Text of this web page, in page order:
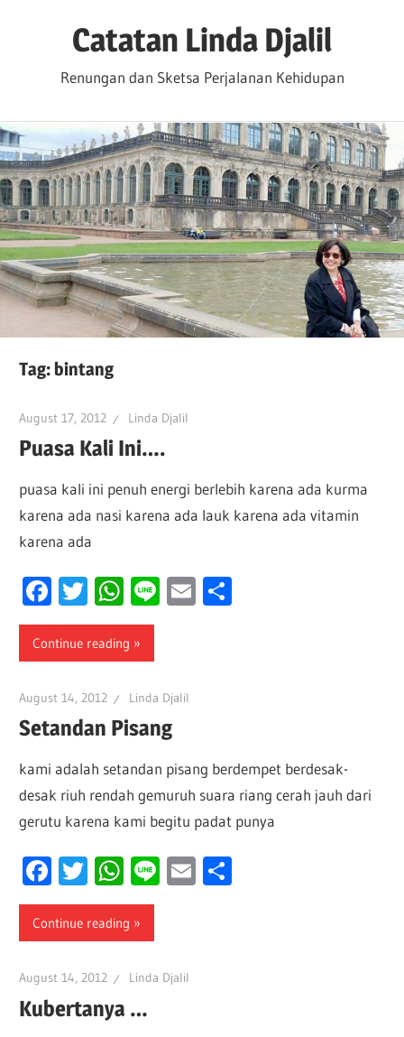
Catatan Linda Djalil
Renungan dan Sketsa Perjalanan Kehidupan
Tag: bintang
August 17, 2012 Linda Djalil
Puasa Kali Ini….
puasa kali ini penuh energi berlebih karena ada kurma
karena ada nasi karena ada lauk karena ada vitamin
karena ada
Facebook
Twitter
WhatsApp
LineEmail
Continue reading
August 14, 2012 Linda Djalil
Setandan Pisang
kami adalah setandan pisang berdempet berdesak-
desak riuh rendah gemuruh suara riang cerah jauh dari
gerutu karena kami begitu padat punya
Facebook
Twitter
WhatsApp
LineEmail
Continue reading
August 14, 2012 Linda Djalil
Kubertanya …